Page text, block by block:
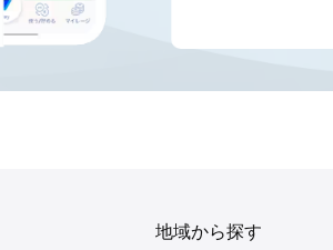
地域から探す